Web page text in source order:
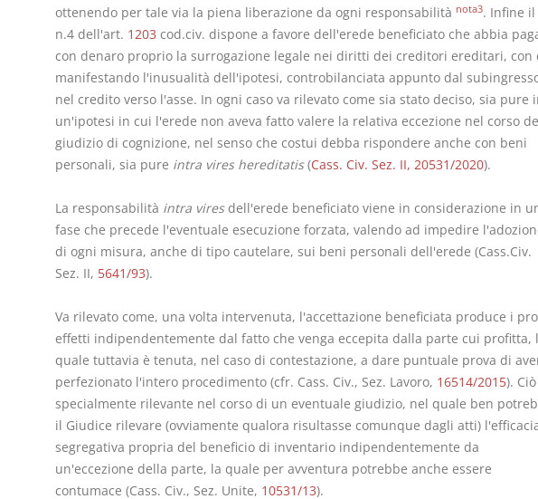
ottenendo per tale via la piena liberazione da ogni responsabilità nota3. Infine il
n.4 dell'art. 1203 cod.civ. dispone a favore dell'erede beneficiato che abbia
con denaro proprio la surrogazione legale nei diritti dei creditori ereditari, con
manifestando l'inusualità dell'ipotesi, controbilanciata appunto dal
nel credito verso l'asse. In ogni caso va rilevato come sia stato deciso, sia pure
un'ipotesi in cui l'erede non aveva fatto valere la relativa eccezione nel corso
giudizio di cognizione, nel senso che costui debba rispondere anche con beni
personali, sia pure intra vires hereditatis(Cass. Civ. Sez. II, 20531/2020).
La responsabilità intra viresdell'erede beneficiato viene in considerazione in
fase che precede l'eventuale esecuzione forzata, valendo ad impedire
di ogni misura, anche di tipo cautelare, sui beni personali dell'erede (Cass.Civ.
Sez. II, 5641/93).
Va rilevato come, una volta intervenuta, l'accettazione beneficiata produce i
effetti indipendentemente dal fatto che venga eccepita dalla parte cui profitta,
quale tuttavia è tenuta, nel caso di contestazione, a dare puntuale prova di
perfezionato l'intero procedimento (cfr. Cass. Civ., Sez. Lavoro, 16514/2015).
specialmente rilevante nel corso di un eventuale giudizio, nel quale ben
il Giudice rilevare (ovviamente qualora risultasse comunque dagli atti)
segregativa propria del beneficio di inventario indipendentemente da
un'eccezione della parte, la quale per avventura potrebbe anche essere
contumace (Cass. Civ., Sez. Unite, 10531/13).